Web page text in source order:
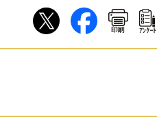
印刷 ｱﾝｹｰﾄ